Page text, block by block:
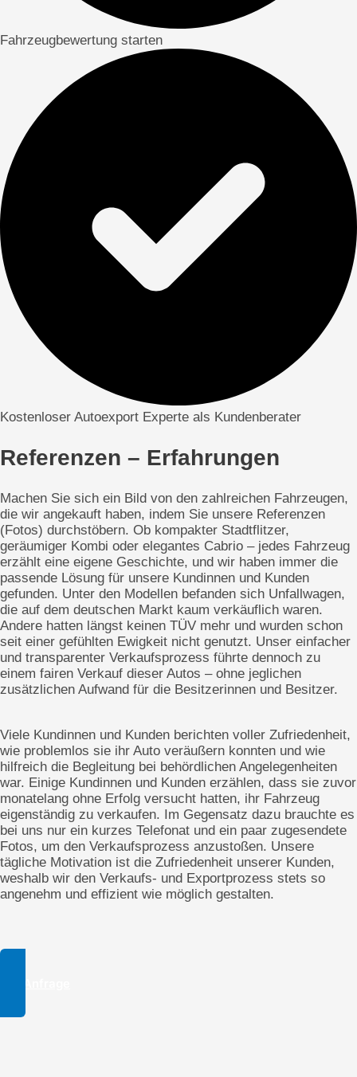
Fahrzeugbewertung starten
Kostenloser Autoexport Experte als Kundenberater
Referenzen – Erfahrungen
Machen Sie sich ein Bild von den zahlreichen Fahrzeugen,
die wir angekauft haben, indem Sie unsere Referenzen
(Fotos) durchstöbern. Ob kompakter Stadtflitzer,
geräumiger Kombi oder elegantes Cabrio – jedes Fahrzeug
erzählt eine eigene Geschichte, und wir haben immer die
passende Lösung für unsere Kundinnen und Kunden
gefunden. Unter den Modellen befanden sich Unfallwagen,
die auf dem deutschen Markt kaum verkäuflich waren.
Andere hatten längst keinen TÜV mehr und wurden schon
seit einer gefühlten Ewigkeit nicht genutzt. Unser einfacher
und transparenter Verkaufsprozess führte dennoch zu
einem fairen Verkauf dieser Autos – ohne jeglichen
zusätzlichen Aufwand für die Besitzerinnen und Besitzer.
Viele Kundinnen und Kunden berichten voller Zufriedenheit,
wie problemlos sie ihr Auto veräußern konnten und wie
hilfreich die Begleitung bei behördlichen Angelegenheiten
war. Einige Kundinnen und Kunden erzählen, dass sie zuvor
monatelang ohne Erfolg versucht hatten, ihr Fahrzeug
eigenständig zu verkaufen. Im Gegensatz dazu brauchte es
bei uns nur ein kurzes Telefonat und ein paar zugesendete
Fotos, um den Verkaufsprozess anzustoßen. Unsere
tägliche Motivation ist die Zufriedenheit unserer Kunden,
weshalb wir den Verkaufs- und Exportprozess stets so
angenehm und effizient wie möglich gestalten.